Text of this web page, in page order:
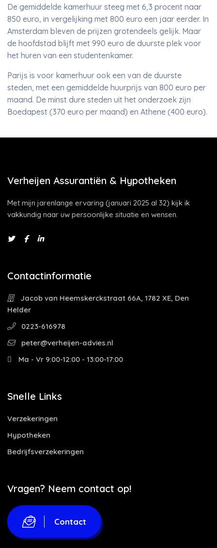
De gemiddelde kamerhuur steeg met 6,3 procent naar
850 euro, in vergelijking met 800 euro een jaar eerder. In
Amsterdam bleven de prijzen grotendeels gelijk. Maar
de hoofdstad blijft met 990 euro de duurste plek voor
het huren van een studentenkamer.
Parijs is voor kamerhuur ook een van de duurste
steden, met een gemiddelde huurprijs van 800 euro per
maand. De minst dure steden uit het onderzoek zijn
Boedapest (370 euro per maand) en Athene (400 euro).
Verheijen Assurantiën & Hypotheken
Met mijn jarenlange ervaring (januari 2025 al 32) kijk ik
vakkundig naar uw persoonlijke situatie en wensen.
Contactinformatie
Jacob van Heemskerckstraat 66A, 1782 XE, Den
Helder
0223-616978
peter@verheijen-advies.nl
Ma - Vr 9:00-12:00 - 13:00-17:00
Snelle Links
Verzekeringen
Hypotheken
Bedrijfsverzekeringen
Vragen? Neem contact op!
Contact